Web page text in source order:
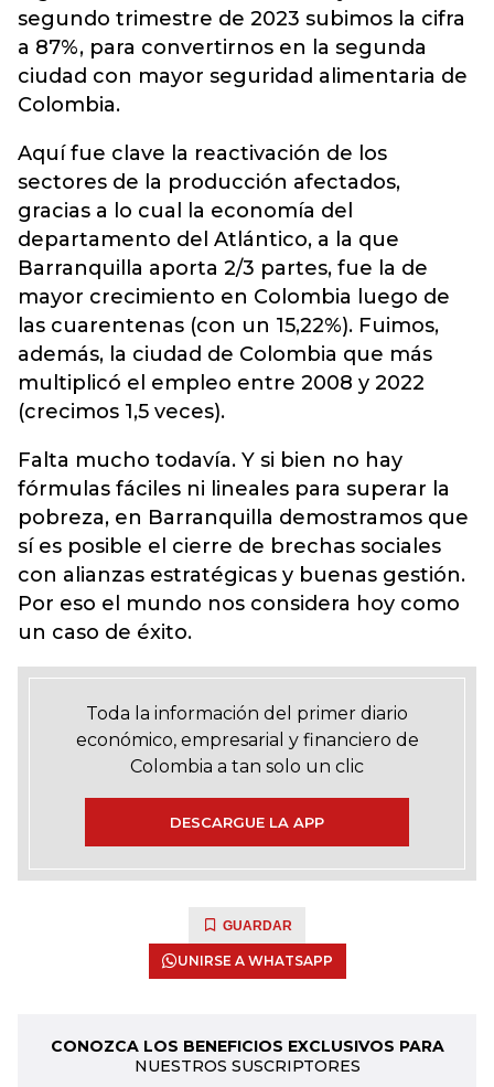
segundo trimestre de 2023 subimos la cifra
a 87%, para convertirnos en la segunda
ciudad con mayor seguridad alimentaria de
Colombia.
Aquí fue clave la reactivación de los
sectores de la producción afectados,
gracias a lo cual la economía del
departamento del Atlántico, a la que
Barranquilla aporta 2/3 partes, fue la de
mayor crecimiento en Colombia luego de
las cuarentenas (con un 15,22%). Fuimos,
además, la ciudad de Colombia que más
multiplicó el empleo entre 2008 y 2022
(crecimos 1,5 veces).
Falta mucho todavía. Y si bien no hay
fórmulas fáciles ni lineales para superar la
pobreza, en Barranquilla demostramos que
sí es posible el cierre de brechas sociales
con alianzas estratégicas y buenas gestión.
Por eso el mundo nos considera hoy como
un caso de éxito.
Toda la información del primer diario
económico, empresarial y financiero de
Colombia a tan solo un clic
DESCARGUE LA APP
GUARDAR
UNIRSE A WHATSAPP
CONOZCA LOS BENEFICIOS EXCLUSIVOS PARA
NUESTROS SUSCRIPTORES